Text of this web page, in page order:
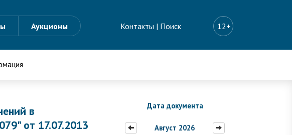
Аукционы Контакты | Поиск 12+
в
от 17.07.2013
Дата документа
Август 2026